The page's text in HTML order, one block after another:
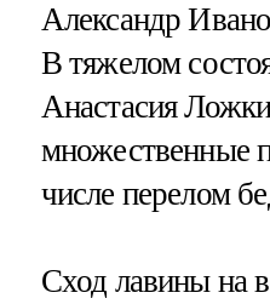
Александр
В тяжелом
Анастасия
множественные
числе перелом
Сход лавины на